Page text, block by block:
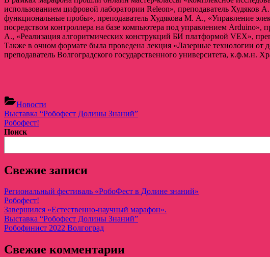
использованием цифровой лаборатории Releon», преподаватель Худяков
функциональные пробы», преподаватель Худякова М. А., «Управление
посредством контроллера на базе компьютера под управлением Arduino»,
А., «Реализация алгоритмических конструкций БИ платформой VEX»,
Также в очном формате была проведена лекция «Лазерные технологии от
преподаватель Волгоградского государственного университета, к.ф.м.н.
Новости
Навигация
по
Previous
Post:
Выставка “Робофест Долины Знаний”
Next
Post:
Робофест!
Поиск
Свежие записи
Региональный фестиваль «РобоФест в Долине знаний»
Робофест!
Завершился «Естественно-научный марафон».
Выставка “Робофест Долины Знаний”
Робофинист 2022 Волгоград
Свежие комментарии